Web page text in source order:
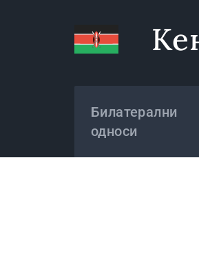
Билатерални
односи